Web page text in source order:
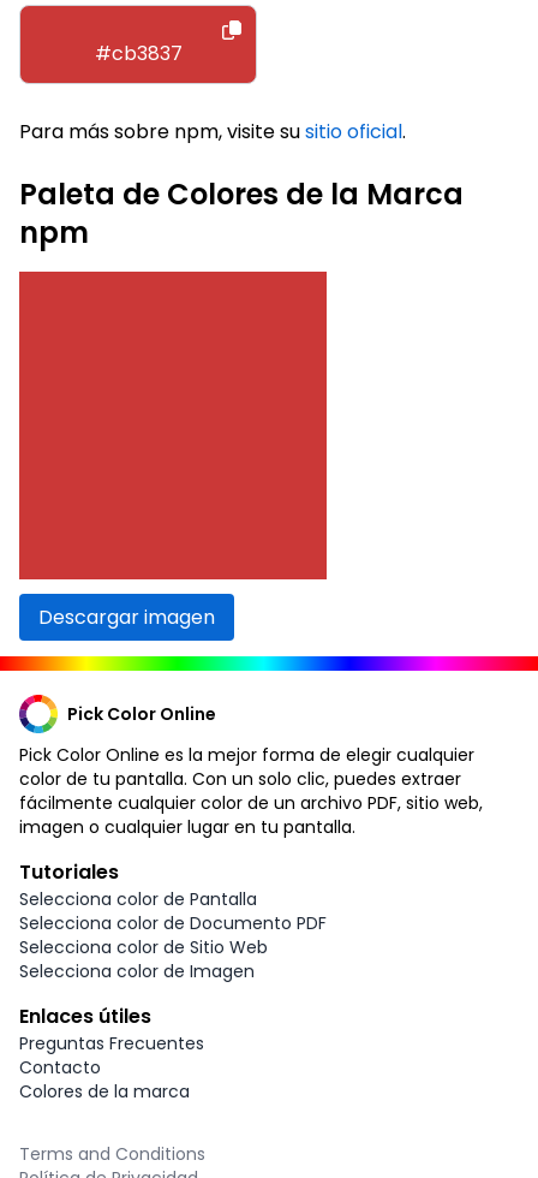
#cb3837
Para más sobre npm, visite susitio oficial.
Paleta de Colores de la Marca
npm
Descargar imagen
Pick Color Online
Pick Color Online es la mejor forma de elegir cualquier
color de tu pantalla. Con un solo clic, puedes extraer
fácilmente cualquier color de un archivo PDF, sitio web,
imagen o cualquier lugar en tu pantalla.
Tutoriales
Selecciona color de Pantalla
Selecciona color de Documento PDF
Selecciona color de Sitio Web
Selecciona color de Imagen
Enlaces útiles
Preguntas Frecuentes
Contacto
Colores de la marca
Terms and Conditions